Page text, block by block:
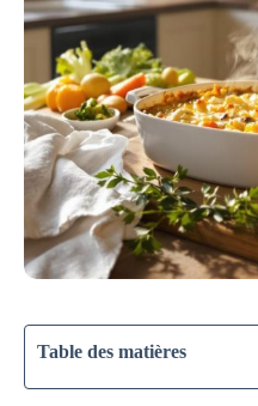
Table des matières